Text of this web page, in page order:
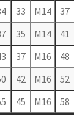
33 М14 37
35 М14 41
37 М16 48
42 М16 52
45 М16 58